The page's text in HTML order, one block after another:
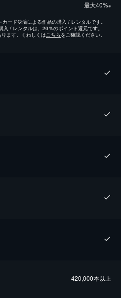
最⼤40%※
ード決済による作品の購入 / レンタルです。
/ レンタルは、20％のポイント還元です。
ます。くわしくはこちらをご確認ください。
420,000本以上